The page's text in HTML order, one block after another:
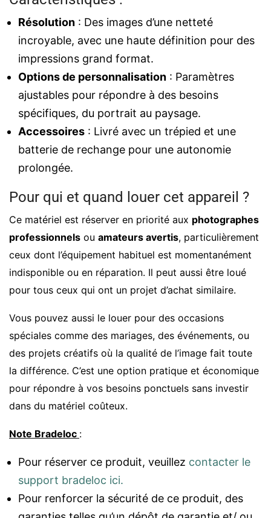
Résolution : Des images d’une netteté
incroyable, avec une haute définition pour des
impressions grand format.
Options de personnalisation : Paramètres
ajustables pour répondre à des besoins
spécifiques, du portrait au paysage.
Accessoires : Livré avec un trépied et une
batterie de rechange pour une autonomie
prolongée.
Pour qui et quand louer cet appareil ?
Ce matériel est réserver en priorité aux photographes
professionnels ou amateurs avertis, particulièrement
ceux dont l’équipement habituel est momentanément
indisponible ou en réparation. Il peut aussi être loué
pour tous ceux qui ont un projet d’achat similaire.
Vous pouvez aussi le louer pour des occasions
spéciales comme des mariages, des événements, ou
des projets créatifs où la qualité de l’image fait toute
la différence. C’est une option pratique et économique
pour répondre à vos besoins ponctuels sans investir
dans du matériel coûteux.
Note Bradeloc :
Pour réserver ce produit, veuillez contacter le
support bradeloc ici.
Pour renforcer la sécurité de ce produit, des